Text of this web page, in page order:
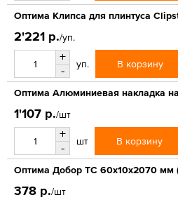
Оптима Клипса для плинтуса
2'221 р./уп.
+
-
уп. В корзину
Оптима Алюминиевая накладка
1'107 р./шт
+
-
шт В корзину
Оптима Добор ТС 60х10х2070 мм
378 р./шт